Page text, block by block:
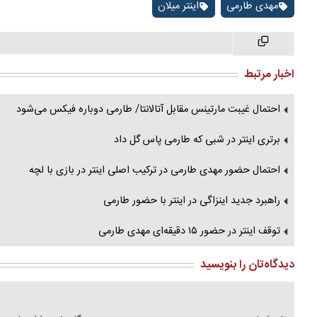
مهدی طارمی اینتر میلان
اخبار مرتبط
احتمال غیبت مارتینس مقابل آتالانتا/ طارمی دوباره فیکس می‌شود
برتری اینتر در شبی که طارمی پاس گل داد
احتمال حضور مهدی طارمی در ترکیب اصلی اینتر در بازی با لچه
راهبرد جدید اینزاگی در اینتر با حضور طارمی
توقف اینتر در حضور ۱۵ دقیقه‌ای مهدی طارمی
دیدگاه‌تان را بنویسید